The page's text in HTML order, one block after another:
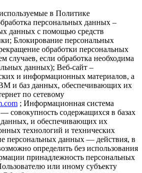
в Политике
персональных данных –
данных с помощью средств
Блокирование персональных
обработки персональных
случаев, если обработка необходима
данных); Веб-сайт –
и информационных материалов, а
и баз данных, обеспечивающих их
по сетевому
; Информационная система
совокупность содержащихся в базах
и обеспечивающих их
технологий и технических
персональных данных — действия, в
определить без использования
принадлежность персональных
или иному субъекту